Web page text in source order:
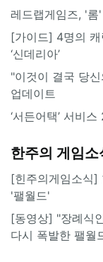
레드랩게임즈, '
[가이드] 4명의
‘신데리아’
"이것이 결국 당신
업데이트
‘서든어택’ 서비
한주의 게임소
[힌주의게임소식]
'팰월드'
[동영상] "장례식
다시 폭발한 팰월